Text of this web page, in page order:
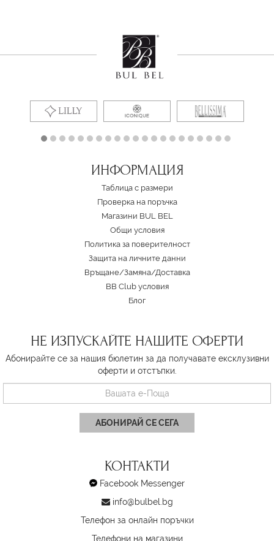
ИНФОРМАЦИЯ
Таблица с размери
Проверка на поръчка
Магазини BUL BEL
Oбщи условия
Политика за поверителност
Защита на личните данни
Връщане/Замяна/Доставка
BB Club условия
Блог
НЕ ИЗПУСКАЙТЕ НАШИТЕ ОФЕРТИ
Абонирайте се за нашия бюлетин за да получавате ексклузивни
оферти и отстъпки.
АБОНИРАЙ СЕ СЕГА
КОНТАКТИ
Facebook Messenger
info@bulbel.bg
Телефон за онлайн поръчки
Телефони на магазини